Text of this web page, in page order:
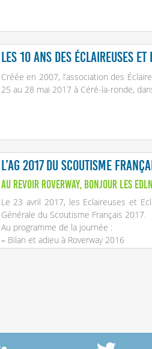
Les 10 ans des Éclaireuses
Créée en 2007, l’association des
25 au 28 mai 2017 à Céré-la-ronde,
L’AG 2017 du Scoutisme
Au revoir RoverWay, Bonjour les
Le 23 avril 2017, les Eclaireuses et
Générale du Scoutisme Français 2017.
Au programme de la journée :
–Bilan et adieu à Roverway 2016
–Accueil des Eclaireurs de la Nature